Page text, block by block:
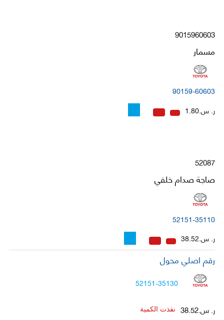
9015960603
مسمار
90159-60603
ر. س.1.80
52087
صاجة صدام خلفي
52151-35110
ر. س.38.52
رقم اصلي محول
52151-35130
ر. س.38.52 نفذت الكمية